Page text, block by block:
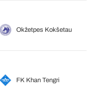
Okžetpes Kokšetau
FK Khan Tengri